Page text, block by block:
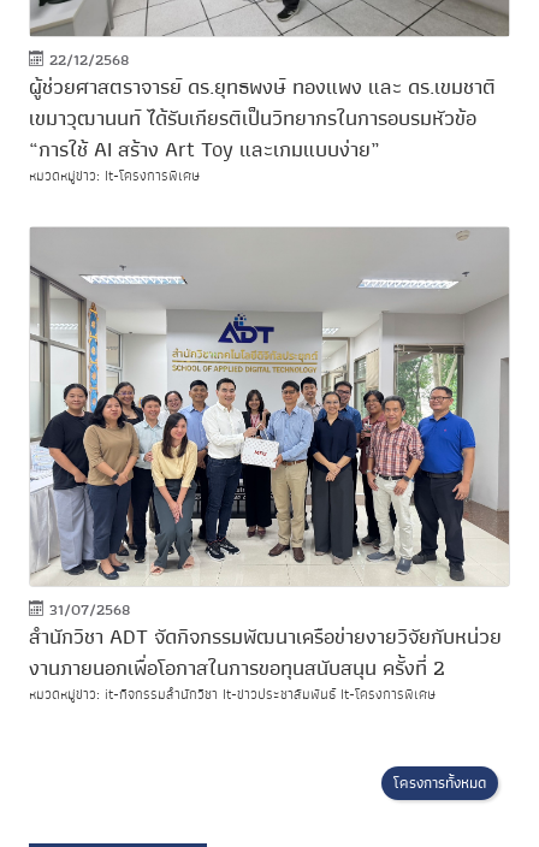
22/12/2568
ผู้ช่วยศาสตราจารย์ ดร.ยุทธพงษ์ ทองแพง และ ดร.เขมชาติ
เขมาวุฒานนท์ ได้รับเกียรติเป็นวิทยากรในการอบรมหัวข้อ
“การใช้ AI สร้าง Art Toy และเกมแบบง่าย”
หมวดหมู่ข่าว: It-โครงการพิเศษ
31/07/2568
สำนักวิชา ADT จัดกิจกรรมพัฒนาเครือข่ายงายวิจัยกับหน่วย
งานภายนอกเพื่อโอกาสในการขอทุนสนับสนุน ครั้งที่ 2
หมวดหมู่ข่าว: it-กิจกรรมสำนักวิชา It-ข่าวประชาสัมพันธ์ It-โครงการพิเศษ
โครงการทั้งหมด